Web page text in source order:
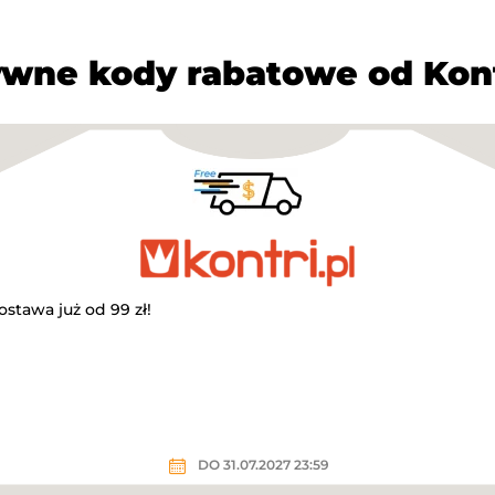
kody rabatowe od
już od 99 zł!
DO 31.07.2027 23:59